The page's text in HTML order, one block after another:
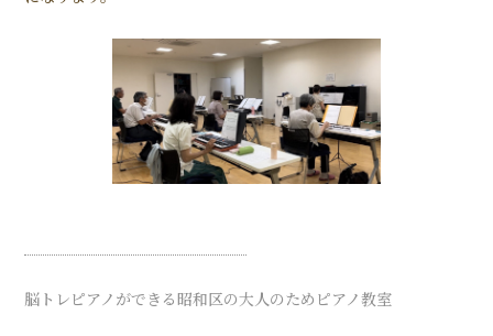
脳トレピアノができる昭和区の大人のためピアノ教室